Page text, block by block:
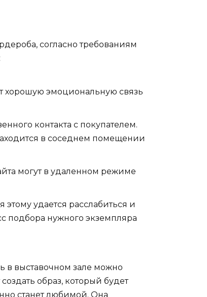
согласно требованиям
хорошую эмоциональную связь
контакта с покупателем.
в соседнем помещении
могут в удаленном режиме
удается расслабиться и
подбора нужного экземпляра
в выставочном зале можно
образ, который будет
станет любимой. Она